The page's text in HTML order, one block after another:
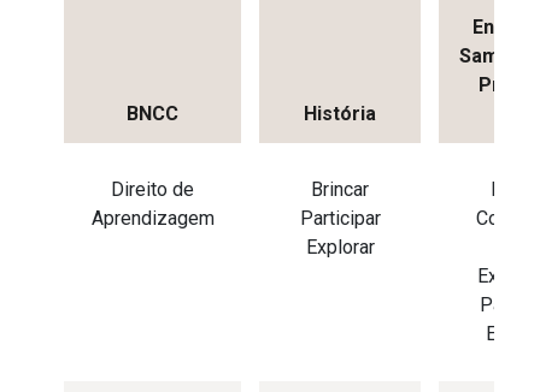
BNCC História
Samara
Direito de
Aprendizagem
Brincar
Participar
Explorar